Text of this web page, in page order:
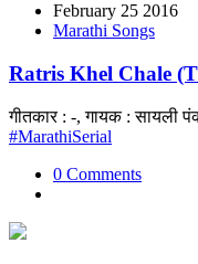
February 25 2016
Marathi Songs
Ratris Khel Chale
गीतकार : -, गायक : सायली
#MarathiSerial
0 Comments